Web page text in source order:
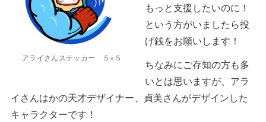
アライさんステッカー ５×５
もっと支援したいのに！
という方がいましたら投
げ銭をお願いします！
ちなみにご存知の方も多
いとは思いますが、アラ
イさんはかの天才デザイナー、貞美さんがデザインした
キャラクターです！